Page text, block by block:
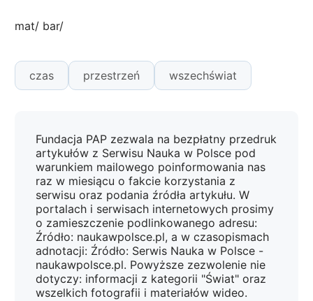
mat/ bar/
czas przestrzeń wszechświat
Fundacja PAP zezwala na bezpłatny przedruk
artykułów z Serwisu Nauka w Polsce pod
warunkiem mailowego poinformowania nas
raz w miesiącu o fakcie korzystania z
serwisu oraz podania źródła artykułu. W
portalach i serwisach internetowych prosimy
o zamieszczenie podlinkowanego adresu:
Źródło: naukawpolsce.pl, a w czasopismach
adnotacji: Źródło: Serwis Nauka w Polsce -
naukawpolsce.pl. Powyższe zezwolenie nie
dotyczy: informacji z kategorii "Świat" oraz
wszelkich fotografii i materiałów wideo.